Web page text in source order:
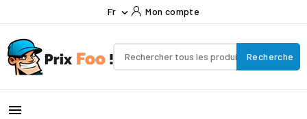
Fr  Mon compte
Recherche
